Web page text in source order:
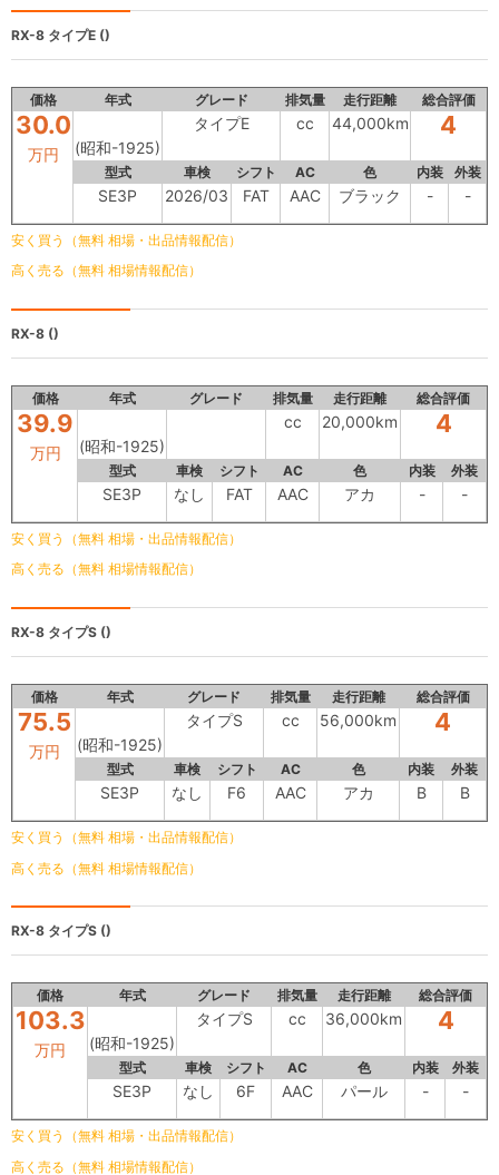
RX-8 タイプE ()
価格 年式 グレード 排気量 走行距離 総合評価
30.0
万円 (昭和-1925)
タイプE cc 44,000km 4
型式 車検 シフト AC 色 内装 外装
SE3P 2026/03 FAT AAC ブラック - -
安く買う（無料 相場・出品情報配信）
高く売る（無料 相場情報配信）
RX-8 ()
価格 年式 グレード 排気量 走行距離 総合評価
39.9
万円 (昭和-1925)
cc 20,000km 4
型式 車検 シフト AC 色 内装 外装
SE3P なし FAT AAC アカ - -
安く買う（無料 相場・出品情報配信）
高く売る（無料 相場情報配信）
RX-8 タイプS ()
価格 年式 グレード 排気量 走行距離 総合評価
75.5
万円 (昭和-1925)
タイプS cc 56,000km 4
型式 車検 シフト AC 色 内装 外装
SE3P なし F6 AAC アカ B B
安く買う（無料 相場・出品情報配信）
高く売る（無料 相場情報配信）
RX-8 タイプS ()
価格 年式 グレード 排気量 走行距離 総合評価
103.3
万円 (昭和-1925)
タイプS cc 36,000km 4
型式 車検 シフト AC 色 内装 外装
SE3P なし 6F AAC パール - -
安く買う（無料 相場・出品情報配信）
高く売る（無料 相場情報配信）